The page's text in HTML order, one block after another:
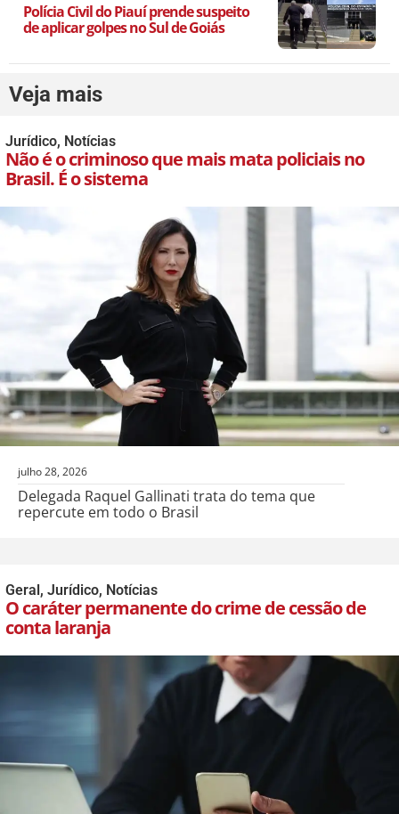
Polícia Civil do Piauí prende suspeito
de aplicar golpes no Sul de Goiás
Veja mais
Jurídico, Notícias
Não é o criminoso que mais mata policiais no
Brasil. É o sistema
julho 28, 2026
Delegada Raquel Gallinati trata do tema que
repercute em todo o Brasil
Geral, Jurídico, Notícias
O caráter permanente do crime de cessão de
conta laranja